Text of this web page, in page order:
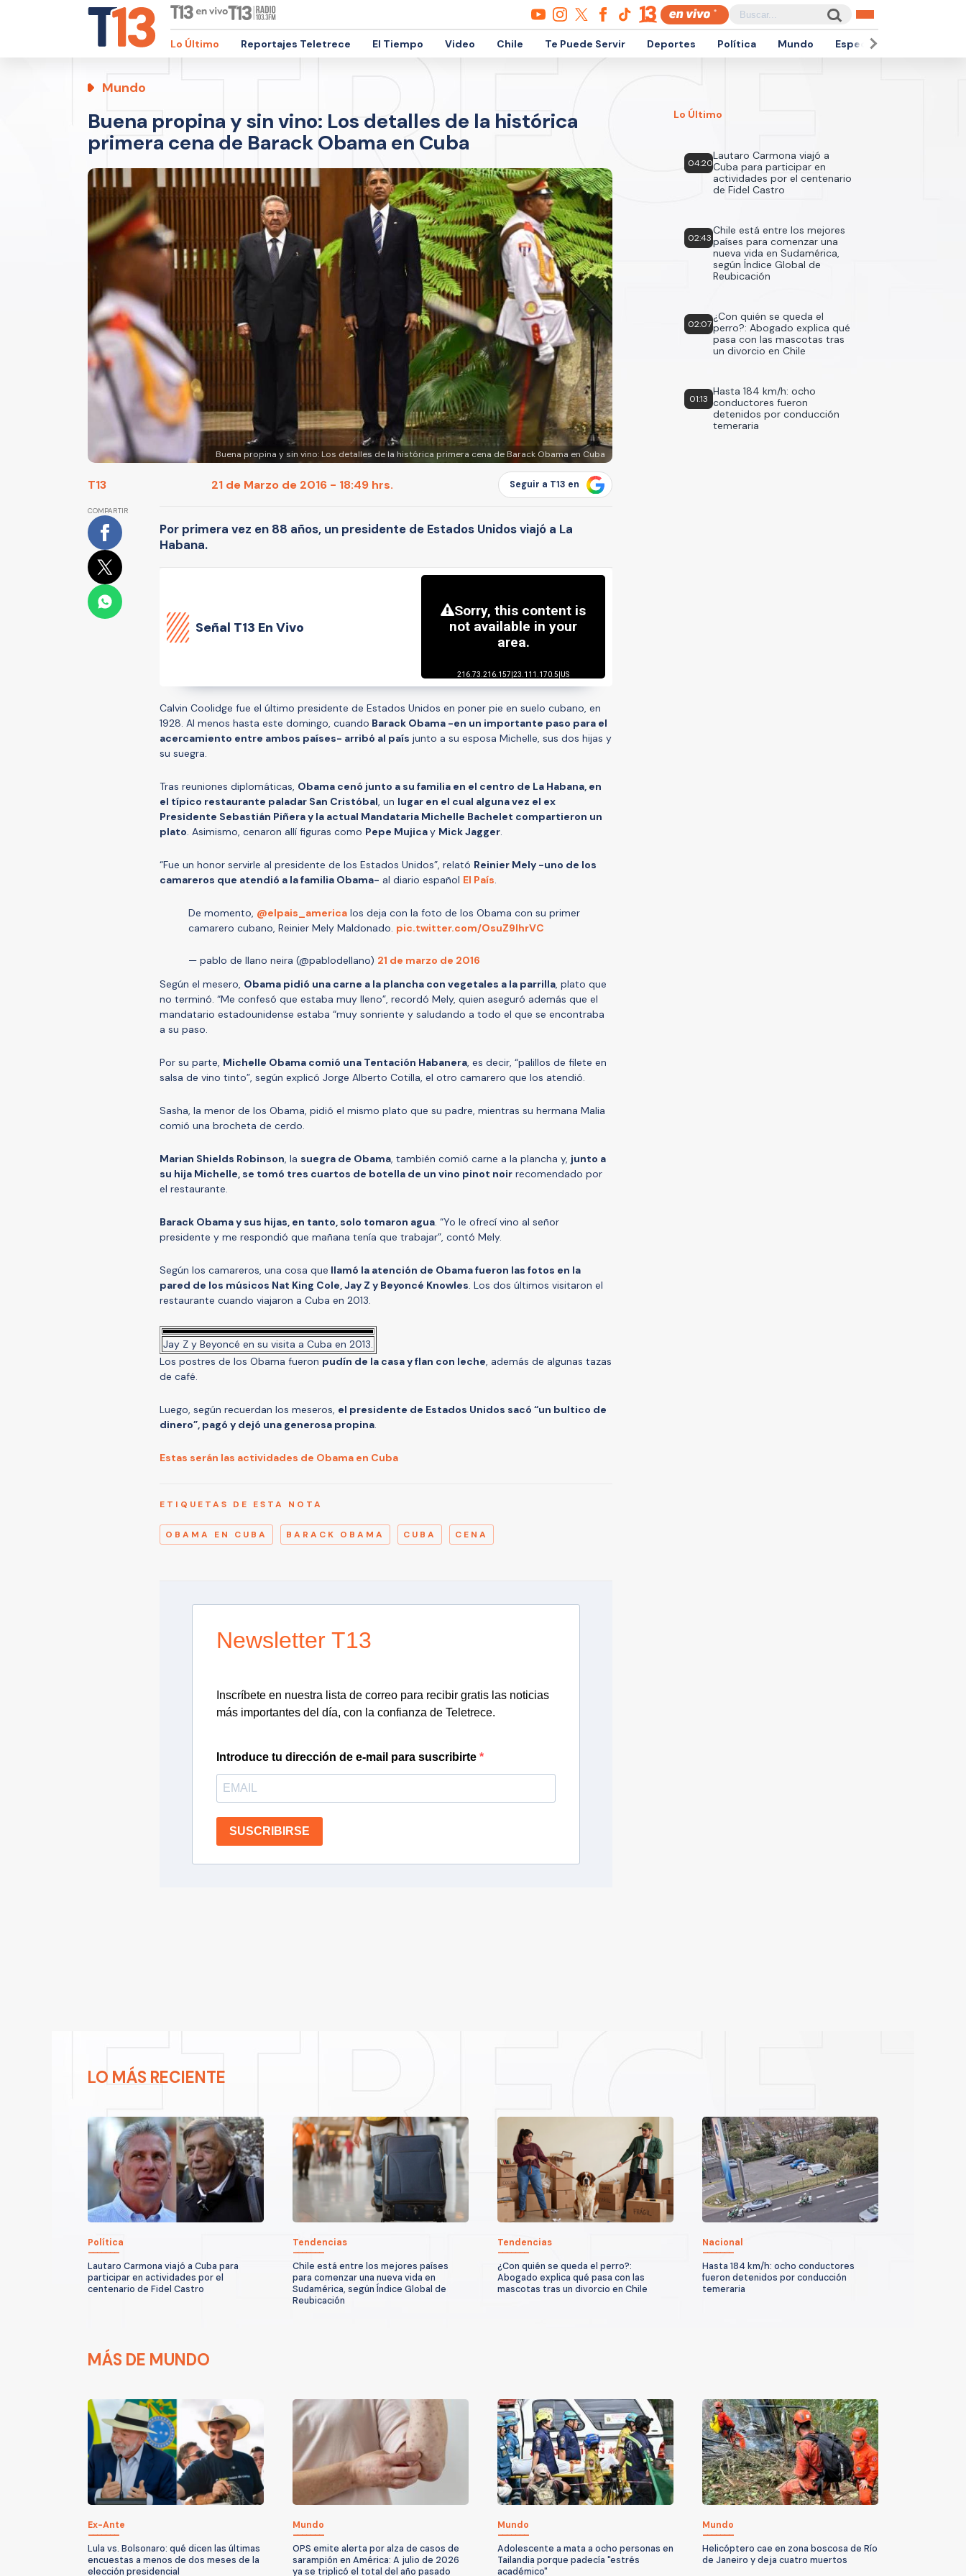
Lo Último Reportajes Teletrece El Tiempo Video Chile Te Puede Servir Deportes Política Mundo Espectáculos
Mundo
Buena propina y sin vino: Los detalles de la histórica
primera cena de Barack Obama en Cuba
Buena propina y sin vino: Los detalles de la histórica primera cena de Barack Obama en Cuba
T13 21 de Marzo de 2016 - 18:49 hrs. Seguir a T13 en
COMPARTIR
Por primera vez en 88 años, un presidente de Estados Unidos viajó a La
Habana.
Señal T13 En Vivo
Calvin Coolidge fue el último presidente de Estados Unidos en poner pie en suelo cubano, en
1928. Al menos hasta este domingo, cuando Barack Obama -en un importante paso para el
acercamiento entre ambos países- arribó al país junto a su esposa Michelle, sus dos hijas y
su suegra.
Tras reuniones diplomáticas, Obama cenó junto a su familia en el centro de La Habana, en
el típico restaurante paladar San Cristóbal, un lugar en el cual alguna vez el ex
Presidente Sebastián Piñera y la actual Mandataria Michelle Bachelet compartieron un
plato. Asimismo, cenaron allí figuras como Pepe Mujicay Mick Jagger.
“Fue un honor servirle al presidente de los Estados Unidos”, relató Reinier Mely -uno de los
camareros que atendió a la familia Obama- al diario español El País.
De momento, @elpais_america los deja con la foto de los Obama con su primer
camarero cubano, Reinier Mely Maldonado. pic.twitter.com/OsuZ9IhrVC
— pablo de llano neira (@pablodellano) 21 de marzo de 2016
Según el mesero, Obama pidió una carne a la plancha con vegetales a la parrilla, plato que
no terminó. “Me confesó que estaba muy lleno”, recordó Mely, quien aseguró además que el
mandatario estadounidense estaba “muy sonriente y saludando a todo el que se encontraba
a su paso.
Por su parte, Michelle Obama comió una Tentación Habanera, es decir, “palillos de filete en
salsa de vino tinto”, según explicó Jorge Alberto Cotilla, el otro camarero que los atendió.
Sasha, la menor de los Obama, pidió el mismo plato que su padre, mientras su hermana Malia
comió una brocheta de cerdo.
Marian Shields Robinson, la suegra de Obama, también comió carne a la plancha y, junto a
su hija Michelle, se tomó tres cuartos de botella de un vino pinot noir recomendado por
el restaurante.
Barack Obama y sus hijas, en tanto, solo tomaron agua. “Yo le ofrecí vino al señor
presidente y me respondió que mañana tenía que trabajar”, contó Mely.
Según los camareros, una cosa que llamó la atención de Obama fueron las fotos en la
pared de los músicos Nat King Cole, Jay Z y Beyoncé Knowles. Los dos últimos visitaron el
restaurante cuando viajaron a Cuba en 2013.
Jay Z y Beyoncé en su visita a Cuba en 2013.
Los postres de los Obama fueron pudín de la casa y flan con leche, además de algunas tazas
de café.
Luego, según recuerdan los meseros, el presidente de Estados Unidos sacó “un bultico de
dinero”, pagó y dejó una generosa propina.
Estas serán las actividades de Obama en Cuba
ETIQUETAS DE ESTA NOTA
OBAMA EN CUBA BARACK OBAMA CUBA CENA
Newsletter T13
Inscríbete en nuestra lista de correo para recibir gratis las noticias
más importantes del día, con la confianza de Teletrece.
Introduce tu dirección de e-mail para suscribirte
SUSCRIBIRSE
Lo Último
04:20
Lautaro Carmona viajó a
Cuba para participar en
actividades por el centenario
de Fidel Castro
02:43
Chile está entre los mejores
países para comenzar una
nueva vida en Sudamérica,
según Índice Global de
Reubicación
02:07
¿Con quién se queda el
perro?: Abogado explica qué
pasa con las mascotas tras
un divorcio en Chile
01:13
Hasta 184 km/h: ocho
conductores fueron
detenidos por conducción
temeraria
LO MÁS RECIENTE
Política
Lautaro Carmona viajó a Cuba para
participar en actividades por el
centenario de Fidel Castro
Tendencias
Chile está entre los mejores países
para comenzar una nueva vida en
Sudamérica, según Índice Global de
Reubicación
Tendencias
¿Con quién se queda el perro?:
Abogado explica qué pasa con las
mascotas tras un divorcio en Chile
Nacional
Hasta 184 km/h: ocho conductores
fueron detenidos por conducción
temeraria
MÁS DE MUNDO
Ex-Ante
Lula vs. Bolsonaro: qué dicen las últimas
encuestas a menos de dos meses de la
elección presidencial
Mundo
OPS emite alerta por alza de casos de
sarampión en América: A julio de 2026
ya se triplicó el total del año pasado
Mundo
Adolescente a mata a ocho personas en
Tailandia porque padecía "estrés
académico"
Mundo
Helicóptero cae en zona boscosa de Río
de Janeiro y deja cuatro muertos